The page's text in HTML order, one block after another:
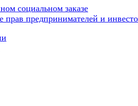
социальном заказе
прав предпринимателей и